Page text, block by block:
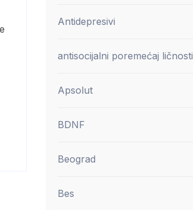
Antidepresivi
antisocijalni poremećaj ličnosti
Apsolut
BDNF
Beograd
Bes